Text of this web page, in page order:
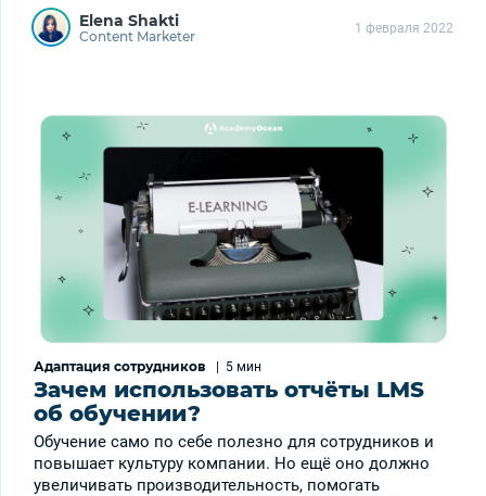
Elena Shakti
Content Marketer 1 февраля 2022
Адаптация сотрудников 5 мин
Зачем использовать отчёты LMS
об обучении?
Обучение само по себе полезно для сотрудников и
повышает культуру компании. Но ещё оно должно
увеличивать производительность, помогать